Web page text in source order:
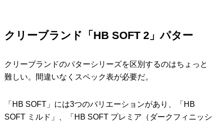
クリーブランド「HB SOFT 2」パター
クリーブランドのパターシリーズを区別するのはちょっと
難しい。間違いなくスペック表が必要だ。
「HB SOFT」には3つのバリエーションがあり、「HB
SOFT ミルド」、「HB SOFT プレミア（ダークフィニッシ